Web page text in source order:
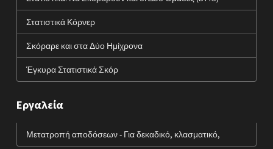
Στατιστικά Κόρνερ
Σκόραρε και στα Δύο Ημίχρονα
Έγκυρα Στατιστικά Σκόρ
Εργαλεία
Μετατροπή αποδόσεων - Για δεκαδικό, κλασματικό,